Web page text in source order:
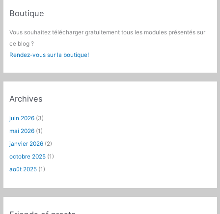
Boutique
Vous souhaitez télécharger gratuitement tous les modules présentés sur
ce blog ?
Rendez-vous sur la boutique!
Archives
juin 2026 (3)
mai 2026 (1)
janvier 2026 (2)
octobre 2025 (1)
août 2025 (1)